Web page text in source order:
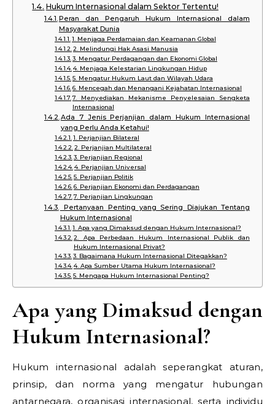
Hukum Internasional dalam Sektor Tertentu!
Peran dan Pengaruh Hukum Internasional dalam
Masyarakat Dunia
1. Menjaga Perdamaian dan Keamanan Global
2. Melindungi Hak Asasi Manusia
3. Mengatur Perdagangan dan Ekonomi Global
4. Menjaga Kelestarian Lingkungan Hidup
5. Mengatur Hukum Laut dan Wilayah Udara
6. Mencegah dan Menangani Kejahatan Internasional
7. Menyediakan Mekanisme Penyelesaian Sengketa
Internasional
Ada 7 Jenis Perjanjian dalam Hukum Internasional
yang Perlu Anda Ketahui!
1. Perjanjian Bilateral
2. Perjanjian Multilateral
3. Perjanjian Regional
4. Perjanjian Universal
5. Perjanjian Politik
6. Perjanjian Ekonomi dan Perdagangan
7. Perjanjian Lingkungan
Pertanyaan Penting yang Sering Diajukan Tentang
Hukum Internasional
1. Apa yang Dimaksud dengan Hukum Internasional?
2. Apa Perbedaan Hukum Internasional Publik dan
Hukum Internasional Privat?
3. Bagaimana Hukum Internasional Ditegakkan?
4. Apa Sumber Utama Hukum Internasional?
5. Mengapa Hukum Internasional Penting?
Apa yang Dimaksud dengan
Hukum Internasional?
Hukum internasional adalah seperangkat aturan,
prinsip, dan norma yang mengatur hubungan
antarnegara, organisasi internasional, serta individu